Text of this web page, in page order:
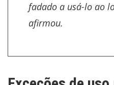
fadado a usá-lo ao
afirmou.